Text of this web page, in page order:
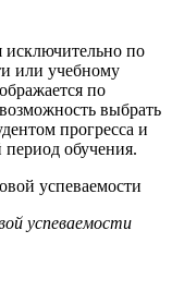
исключительно по
или учебному
по
выбрать
прогресса и
период обучения.
успеваемости